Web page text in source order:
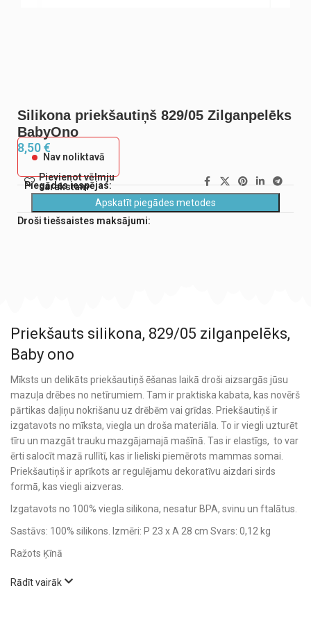
Silikona priekšautiņš 829/05 Zilganpelēks
BabyOno
8,50€
Nav noliktavā
Pievienot vēlmju
sarakstam
Piegādes iespējas:
Apskatīt piegādes metodes
Droši tiešsaistes maksājumi:
Priekšauts silikona, 829/05 zilganpelēks,
Baby ono
Mīksts un delikāts priekšautiņš ēšanas laikā droši aizsargās jūsu
mazuļa drēbes no netīrumiem. Tam ir praktiska kabata, kas novērš
pārtikas daļiņu nokrišanu uz drēbēm vai grīdas. Priekšautiņš ir
izgatavots no mīksta, viegla un droša materiāla. To ir viegli uzturēt
tīru un mazgāt trauku mazgājamajā mašīnā. Tas ir elastīgs, to var
ērti salocīt mazā rullītī, kas ir lieliski piemērots mammas somai.
Priekšautiņš ir aprīkots ar regulējamu dekoratīvu aizdari sirds
formā, kas viegli aizveras.
Izgatavots no 100% viegla silikona, nesatur BPA, svinu un ftalātus.
Sastāvs: 100% silikons. Izmēri: P 23 x A 28 cm Svars: 0,12 kg
Ražots Ķīnā
Rādīt vairāk